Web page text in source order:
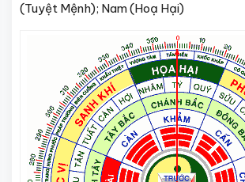
(Tuyệt Mệnh); Nam (Hoạ Hại)